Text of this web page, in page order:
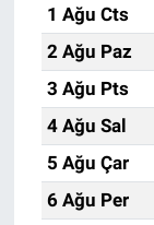
1 Ağu Cts
2 Ağu Paz
3 Ağu Pts
4 Ağu Sal
5 Ağu Çar
6 Ağu Per